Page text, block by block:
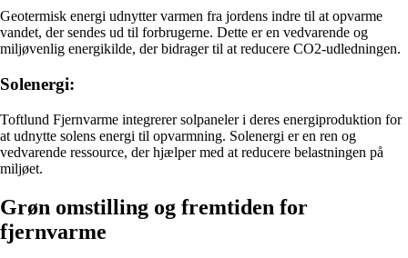
Geotermisk energi udnytter varmen fra jordens indre til at opvarme
vandet, der sendes ud til forbrugerne. Dette er en vedvarende og
miljøvenlig energikilde, der bidrager til at reducere CO2-udledningen.
Solenergi:
Toftlund Fjernvarme integrerer solpaneler i deres energiproduktion for
at udnytte solens energi til opvarmning. Solenergi er en ren og
vedvarende ressource, der hjælper med at reducere belastningen på
miljøet.
Grøn omstilling og fremtiden for
fjernvarme